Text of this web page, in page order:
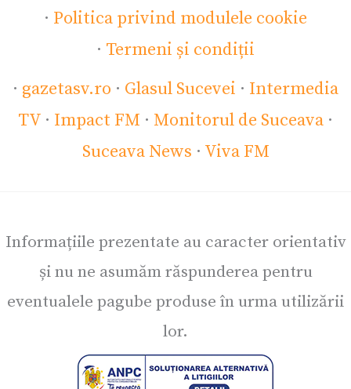
· Politica privind modulele cookie
· Termeni și condiții
· gazetasv.ro · Glasul Sucevei · Intermedia
TV · Impact FM · Monitorul de Suceava ·
Suceava News · Viva FM
Informațiile prezentate au caracter orientativ
și nu ne asumăm răspunderea pentru
eventualele pagube produse în urma utilizării
lor.